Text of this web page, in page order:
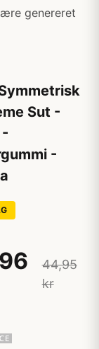
genereret
Sut -
-
-
44,95
kr